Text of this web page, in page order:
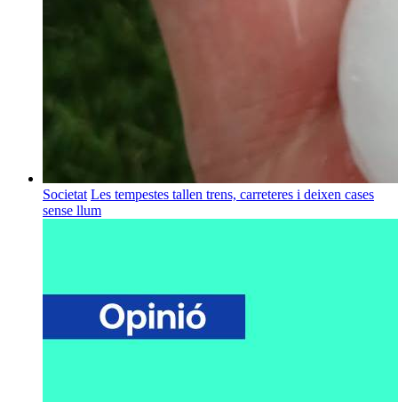
Societat Les tempestes tallen trens, carreteres i deixen cases
sense llum